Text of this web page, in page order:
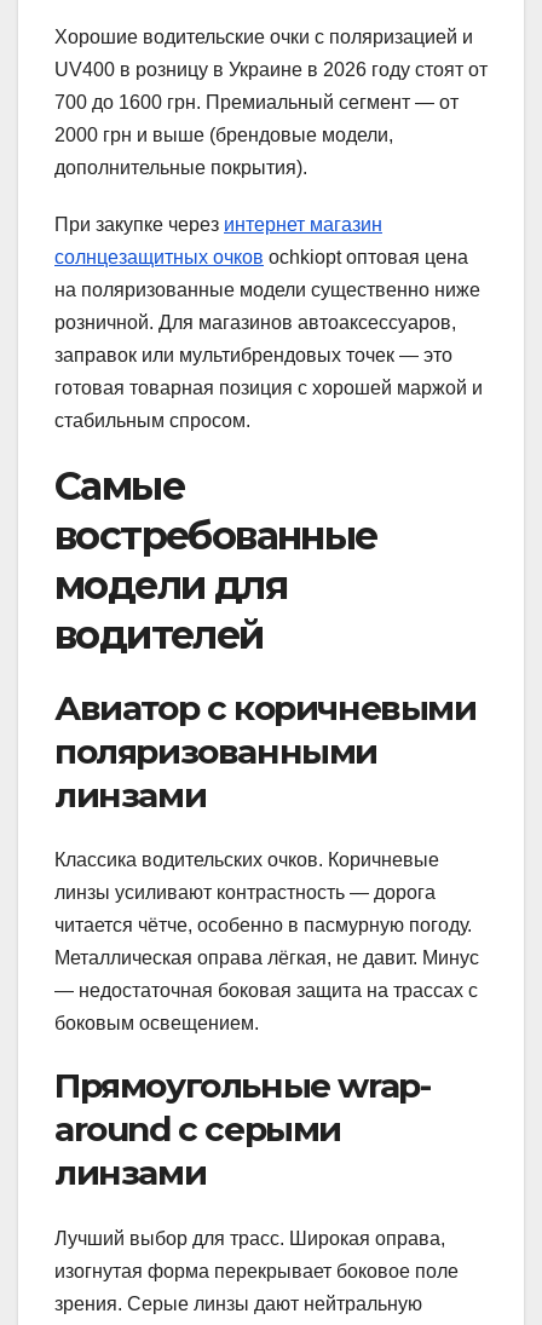
Хорошие водительские очки с поляризацией и
UV400 в розницу в Украине в 2026 году стоят от
700 до 1600 грн. Премиальный сегмент — от
2000 грн и выше (брендовые модели,
дополнительные покрытия).
При закупке через интернет магазин
солнцезащитных очков ochkiopt оптовая цена
на поляризованные модели существенно ниже
розничной. Для магазинов автоаксессуаров,
заправок или мультибрендовых точек — это
готовая товарная позиция с хорошей маржой и
стабильным спросом.
Самые
востребованные
модели для
водителей
Авиатор с коричневыми
поляризованными
линзами
Классика водительских очков. Коричневые
линзы усиливают контрастность — дорога
читается чётче, особенно в пасмурную погоду.
Металлическая оправа лёгкая, не давит. Минус
— недостаточная боковая защита на трассах с
боковым освещением.
Прямоугольные wrap-
around с серыми
линзами
Лучший выбор для трасс. Широкая оправа,
изогнутая форма перекрывает боковое поле
зрения. Серые линзы дают нейтральную